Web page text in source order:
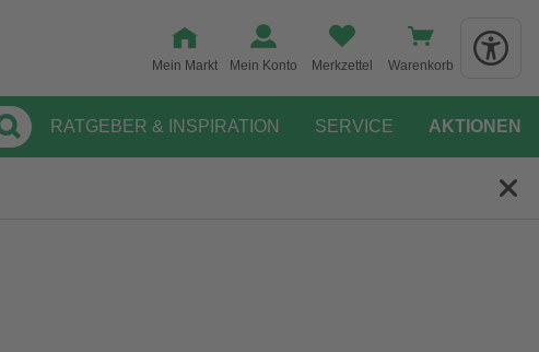
Mein Markt Mein Konto Merkzettel Warenkorb
RATGEBER & INSPIRATION SERVICE AKTIONEN